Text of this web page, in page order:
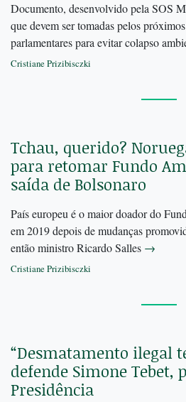
Documento, desenvolvido pela SOS
que devem ser tomadas pelos
parlamentares para evitar colapso
Cristiane Prizibisczki
Tchau, querido?
para retomar Fundo
saída de Bolsonaro
País europeu é o maior doador do
em 2019 depois de mudanças
então ministro Ricardo Salles →
Cristiane Prizibisczki
“Desmatamento ilegal
defende Simone Tebet,
Presidência